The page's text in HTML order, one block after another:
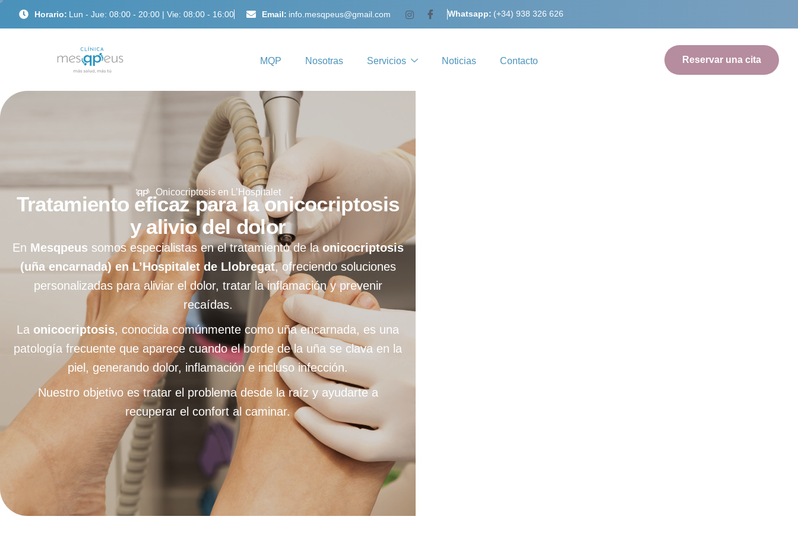
Horario: Lun - Jue: 08:00 - 20:00 | Vie: 08:00 - 16:00 Email: info.mesqpeus@gmail.com Whatsapp: (+34) 938 326 626
MQP Nosotras Servicios Noticias Contacto Reservar una cita
Onicocriptosis en L’Hospitalet
Tratamiento eficaz para la onicocriptosis
y alivio del dolor
En Mesqpeus somos especialistas en el tratamiento de laonicocriptosis
(uña encarnada) en L’Hospitalet de Llobregat, ofreciendo soluciones
personalizadas para aliviar el dolor, tratar la inflamación y prevenir
recaídas.
La onicocriptosis, conocida comúnmente como uña encarnada, es una
patología frecuente que aparece cuando el borde de la uña se clava en la
piel, generando dolor, inflamación e incluso infección.
Nuestro objetivo es tratar el problema desde la raíz y ayudarte a
recuperar el confort al caminar.